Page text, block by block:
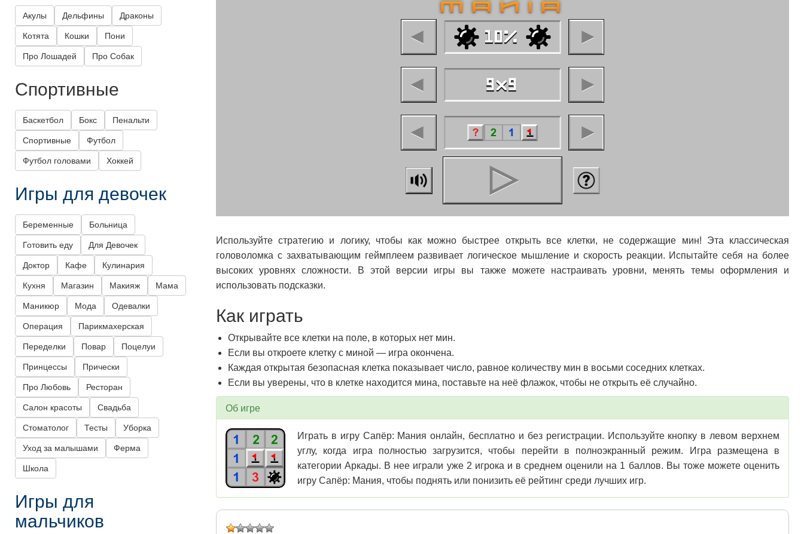
Используйте стратегию и логику, чтобы как можно быстрее открыть все клетки, не содержащие мин! Эта классическая
головоломка с захватывающим геймплеем развивает логическое мышление и скорость реакции. Испытайте себя на более
высоких уровнях сложности. В этой версии игры вы также можете настраивать уровни, менять темы оформления и
использовать подсказки.
Как играть
Открывайте все клетки на поле, в которых нет мин.
Если вы откроете клетку с миной — игра окончена.
Каждая открытая безопасная клетка показывает число, равное количеству мин в восьми соседних клетках.
Если вы уверены, что в клетке находится мина, поставьте на неё флажок, чтобы не открыть её случайно.
Об игре
Играть в игру Сапёр: Мания онлайн, бесплатно и без регистрации. Используйте кнопку в левом верхнем
углу, когда игра полностью загрузится, чтобы перейти в полноэкранный режим. Игра размещена в
категории Аркады. В нее играли уже 2 игрока и в среднем оценили на 1 баллов. Вы тоже можете оценить
игру Сапёр: Мания, чтобы поднять или понизить её рейтинг среди лучших игр.
Акулы Дельфины Драконы
Котята Кошки Пони
Про Лошадей Про Собак
Спортивные
Баскетбол Бокс Пенальти
Спортивные Футбол
Футбол головами Хоккей
Игры для девочек
Беременные Больница
Готовить еду Для Девочек
Доктор Кафе Кулинария
Кухня Магазин Макияж Мама
Маникюр Мода Одевалки
Операция Парикмахерская
Переделки Повар Поцелуи
Принцессы Прически
Про Любовь Ресторан
Салон красоты Свадьба
Стоматолог Тесты Уборка
Уход за малышами Ферма
Школа
Игры для
мальчиков